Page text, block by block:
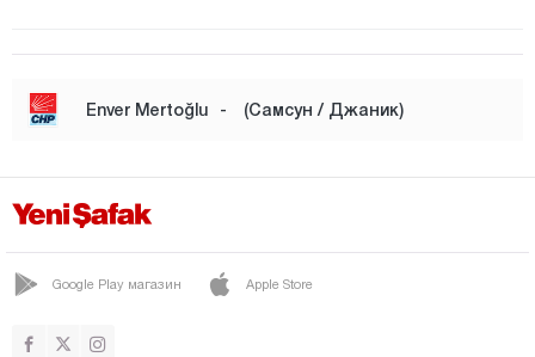
ИЛКАДЫМ
Тополь
САЛЫПАЗАРЫ
ТЕККЕКОЙ
ЯКАКЕНТ
Enver Mertoğlu - (Самсун / Джаник)
Google Play магазин Apple Store